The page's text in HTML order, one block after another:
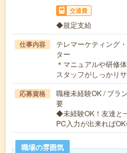
交通費
◆規定支給
仕事内容
テレマーケティング
ター
＊マニュアルや研修
スタッフがしっかり
応募資格
職種未経験OK / ブラ
要
◆未経験OK！友達と
PC入力が出来れば
職場の雰囲気